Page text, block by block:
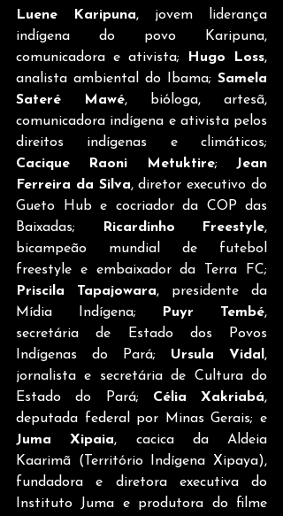
Luene Karipuna, jovem liderança
indígena do povo Karipuna,
comunicadora e ativista;
Hugo Loss,
analista ambiental do Ibama; Samela
Sateré Mawé, bióloga, artesã,
comunicadora indígena e ativista pelos
Cacique Raoni Metuktire; Jean
Ferreira da Silva, diretor executivo do
Gueto Hub e cocriador da COP das
Baixadas;
Ricardinho Freestyle,
bicampeão mundial de futebol
Priscila Tapajowara, presidente da
Mídia Indígena;
Puyr Tembé,
secretária de Estado dos Povos
Indígenas do Pará; Ursula Vidal ,
jornalista e secretária de Cultura do
Estado do Pará; Célia Xakriabá,
Juma Xipaia, cacica da Aldeia
Kaarimã (Território Indígena Xipaya),
fundadora e diretora executiva do